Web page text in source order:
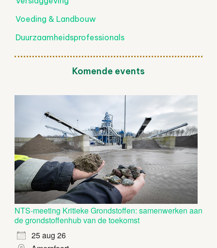
Voeding & Landbouw
Duurzaamheidsprofessionals
Komende events
NTS-meeting Kritieke Grondstoffen: samenwerken aan
de grondstoffenhub van de toekomst
25 aug 26